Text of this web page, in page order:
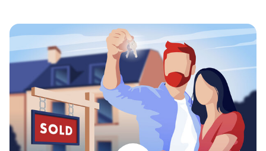
intéressant et nous vous expliquons pourquoi
dans cet article.